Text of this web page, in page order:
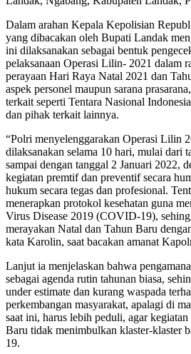
Dalam arahan Kepala Kepolisian
yang dibacakan oleh Bupati Landak
ini dilaksanakan sebagai bentuk
pelaksanaan Operasi Lilin- 2021 dalam
perayaan Hari Raya Natal 2021 dan
aspek personel maupun sarana
terkait seperti Tentara Nasional
dan pihak terkait lainnya.
“Polri menyelenggarakan Operasi Lilin
dilaksanakan selama 10 hari, mulai dari
sampai dengan tanggal 2 Januari 2022,
kegiatan premtif dan preventif secara
hukum secara tegas dan profesional.
menerapkan protokol kesehatan guna
Virus Disease 2019 (COVID-19),
merayakan Natal dan Tahun Baru
kata Karolin, saat bacakan amanat
Lanjut ia menjelaskan bahwa
sebagai agenda rutin tahunan biasa,
under estimate dan kurang waspada
perkembangan masyarakat, apalagi di
saat ini, harus lebih peduli, agar
Baru tidak menimbulkan klaster-klaster
19.